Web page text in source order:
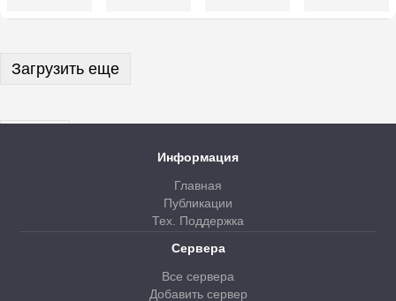
Загрузить еще
Информация
Главная
Публикации
Тех. Поддержка
Сервера
Все сервера
Добавить сервер